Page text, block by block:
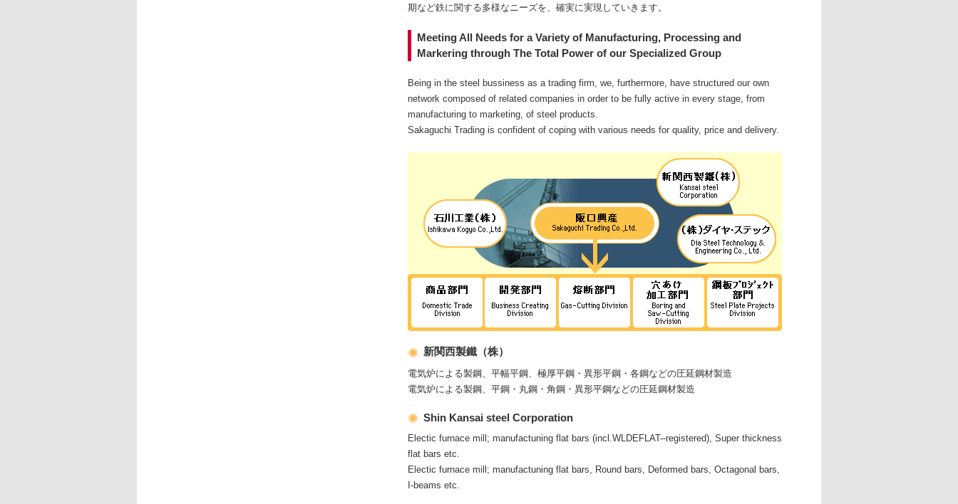
期など鉄に関する多様なニーズを、確実に実現していきます。
Meeting All Needs for a Variety of Manufacturing, Processing and
Markering through The Total Power of our Specialized Group
Being in the steel bussiness as a trading firm, we, furthermore, have structured our own
network composed of related companies in order to be fully active in every stage, from
manufacturing to marketing, of steel products.
Sakaguchi Trading is confident of coping with various needs for quality, price and delivery.
新関西製鐵（株）
電気炉による製鋼、平幅平鋼、極厚平鋼・異形平鋼・各鋼などの圧延鋼材製造
電気炉による製鋼、平鋼・丸鋼・角鋼・異形平鋼などの圧延鋼材製造
Shin Kansai steel Corporation
Electic furnace mill; manufactuning flat bars (incl.WLDEFLAT--registered), Super thickness
flat bars etc.
Electic furnace mill; manufactuning flat bars, Round bars, Deformed bars, Octagonal bars,
I-beams etc.